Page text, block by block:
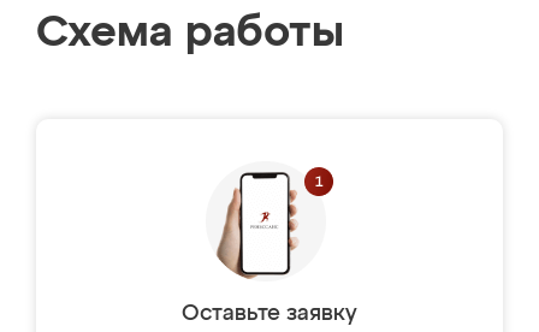
Схема работы
Оставьте заявку